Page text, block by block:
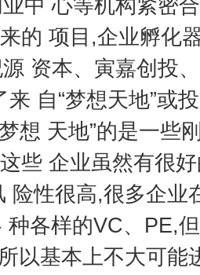
中 心等机构紧密
的 项目,企业孵化
资本、寅嘉创投
来 自“梦想天地”或
想 天地”的是一些
些 企业虽然有很
险性很高,很多企业
种各样的VC、PE,
以基本上不大可